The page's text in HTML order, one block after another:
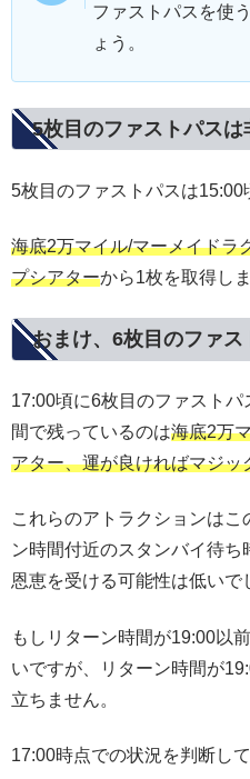
ファストパスを使
ょう。
5枚目のファストパスは
5枚目のファストパスは15:00
海底2万マイル/マーメイドラ
プシアターから1枚を取得し
おまけ、6枚目のファ
17:00頃に6枚目のファスト
間で残っているのは海底2万
アター、運が良ければマジッ
これらのアトラクションは
ン時間付近のスタンバイ待
恩恵を受ける可能性は低いで
もしリターン時間が19:00以
いですが、リターン時間が
立ちません。
17:00時点での状況を判断し